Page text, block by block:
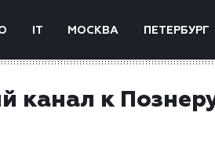
IT МОСКВА ПЕТЕРБУРГ
канал к